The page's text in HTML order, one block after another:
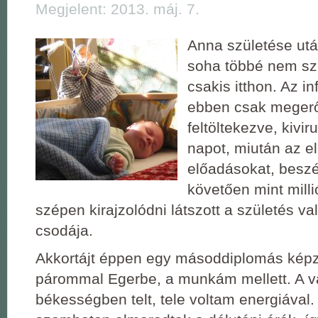
Megjelent: 2013. máj. 7.
Anna születése
soha többé nem
csakis itthon. Az
ebben csak
feltöltekezve,
napot, miután az
előadásokat,
követően mint
szépen kirajzolódni látszott a születés
csodája.
Akkortájt éppen egy másoddiplomás
párommal Egerbe, a munkám mellett. A
békességben telt, tele voltam energiával.